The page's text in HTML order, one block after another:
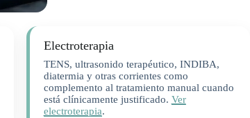
Electroterapia
TENS, ultrasonido terapéutico, INDIBA,
diatermia y otras corrientes como
complemento al tratamiento manual cuando
está clínicamente justificado. Ver
electroterapia.